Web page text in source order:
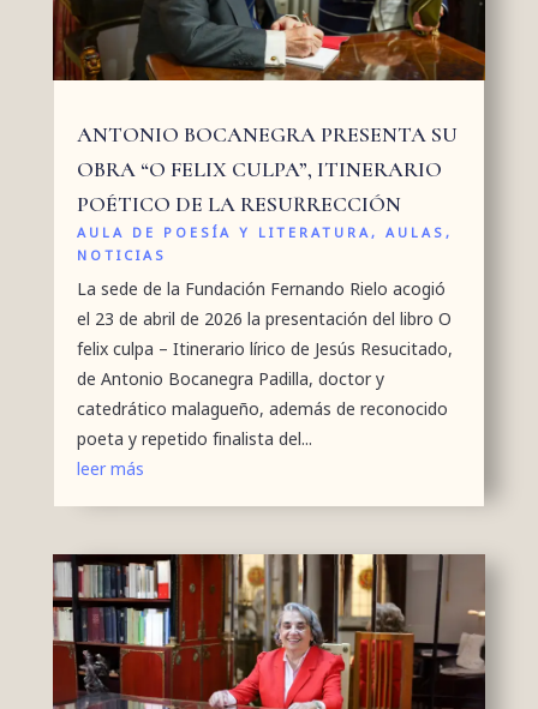
ANTONIO BOCANEGRA PRESENTA SU
OBRA “O FELIX CULPA”, ITINERARIO
POÉTICO DE LA RESURRECCIÓN
AULA DE POESÍA Y LITERATURA, AULAS,
NOTICIAS
La sede de la Fundación Fernando Rielo acogió
el 23 de abril de 2026 la presentación del libro O
felix culpa – Itinerario lírico de Jesús Resucitado,
de Antonio Bocanegra Padilla, doctor y
catedrático malagueño, además de reconocido
poeta y repetido finalista del...
leer más